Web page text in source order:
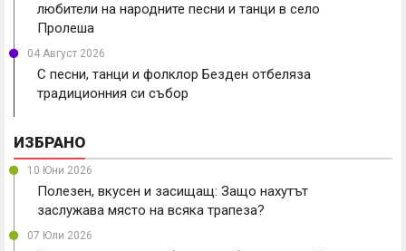
любители на народните песни и танци в село
Пролеша
04 Август 2026
С песни, танци и фолклор Безден отбеляза
традиционния си събор
ИЗБРАНО
10 Юни 2026
Полезен, вкусен и засищащ: Защо нахутът
заслужава място на всяка трапеза?
07 Юли 2026